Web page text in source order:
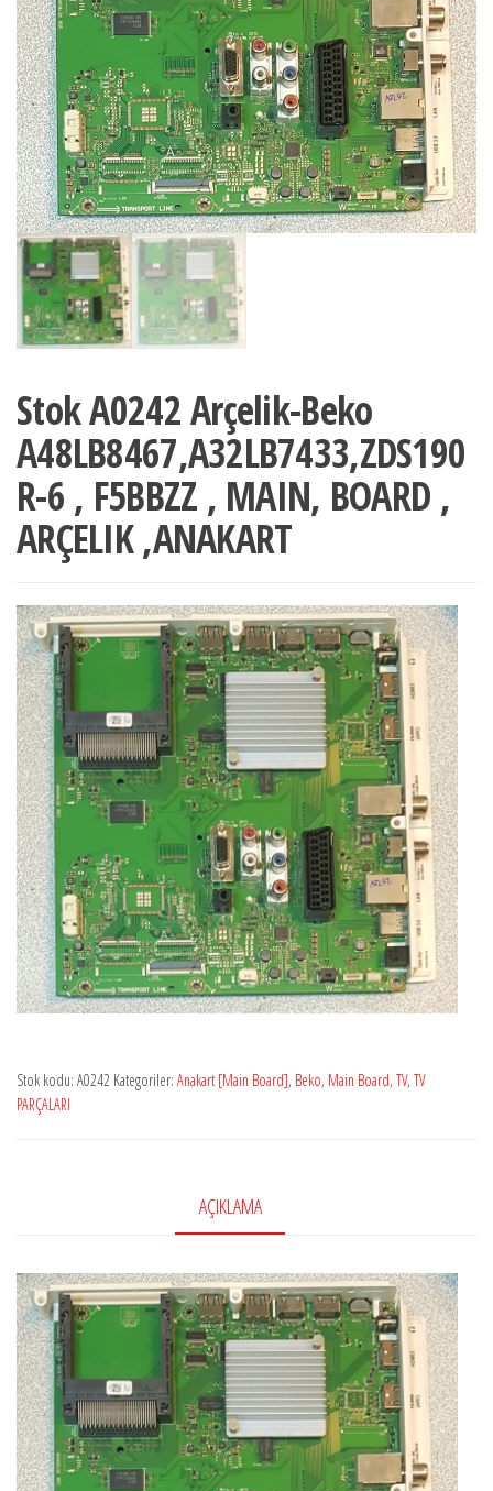
Stok A0242 Arçelik-Beko
A48LB8467,A32LB7433,ZDS190
R-6 , F5BBZZ , MAIN, BOARD ,
ARÇELIK ,ANAKART
Stok kodu: A0242 Kategoriler: Anakart [Main Board], Beko, Main Board, TV, TV
PARÇALARI
AÇIKLAMA